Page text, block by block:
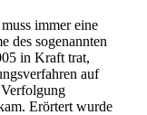
immer eine
des sogenannten
in Kraft trat,
auf
Erörtert wurde